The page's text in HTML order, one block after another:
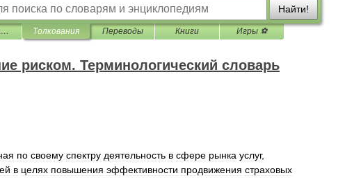
Найти!
Страхование и управление риском. Терминологический словарь Толкования Переводы Книги Игры ⚽
риском. Терминологический словарь
по своему спектру деятельность в сфере рынка услуг,
в целях повышения эффективности продвижения страховых